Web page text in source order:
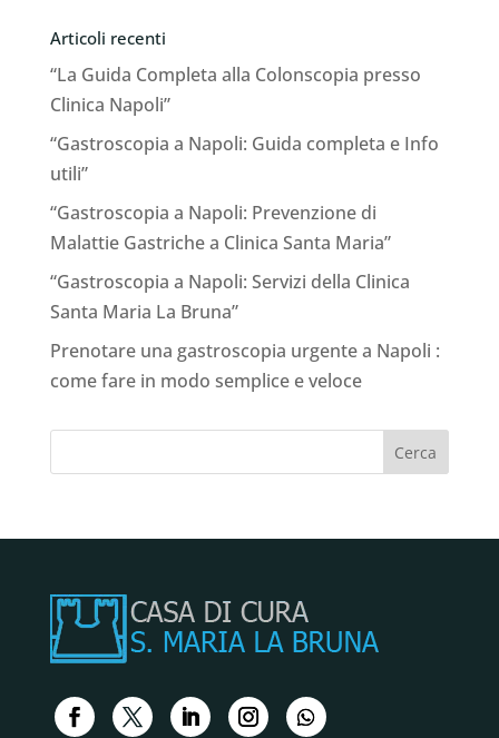
Articoli recenti
“La Guida Completa alla Colonscopia presso
Clinica Napoli”
“Gastroscopia a Napoli: Guida completa e Info
utili”
“Gastroscopia a Napoli: Prevenzione di
Malattie Gastriche a Clinica Santa Maria”
“Gastroscopia a Napoli: Servizi della Clinica
Santa Maria La Bruna”
Prenotare una gastroscopia urgente a Napoli :
come fare in modo semplice e veloce